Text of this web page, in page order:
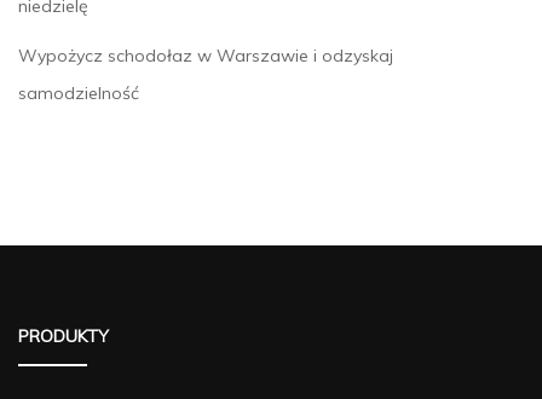
niedzielę
Wypożycz schodołaz w Warszawie i odzyskaj
samodzielność
PRODUKTY